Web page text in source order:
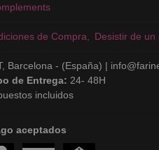
de Compra Desistir de un
Barcelona - (España) |
de Entrega: 24- 48H
incluidos
aceptados